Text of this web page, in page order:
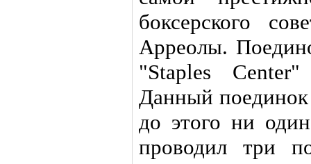
боксерского
Арреолы.
"Staples
Данный поединок
до этого ни
проводил три